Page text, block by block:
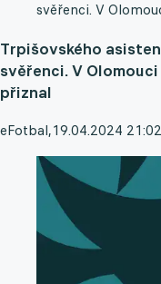
svěřenci. V
Trpišovského
svěřenci. V
přiznal
eFotbal,19.04.2024 21:02